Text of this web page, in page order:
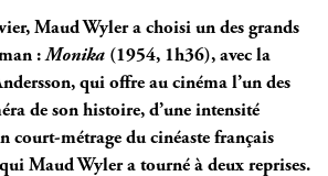
Maud Wyler a choisi un des grands
:Monika (1954, 1h36), avec la
qui offre au cinéma l’un des
de son histoire, d’une intensité
court-métrage du cinéaste français
Maud Wyler a tourné à deux reprises.